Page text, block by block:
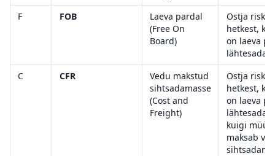
F
FOB
Laeva pardal
(Free On
Board)
Ostja risk
hetkest,
on laeva
C
CFR
Vedu makstud
sihtsadamasse
(Cost and
Freight)
Ostja risk
hetkest,
on laeva
kuigi müüja
maksab veo